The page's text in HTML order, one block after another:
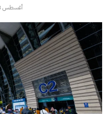
أغسطس 8, 2026